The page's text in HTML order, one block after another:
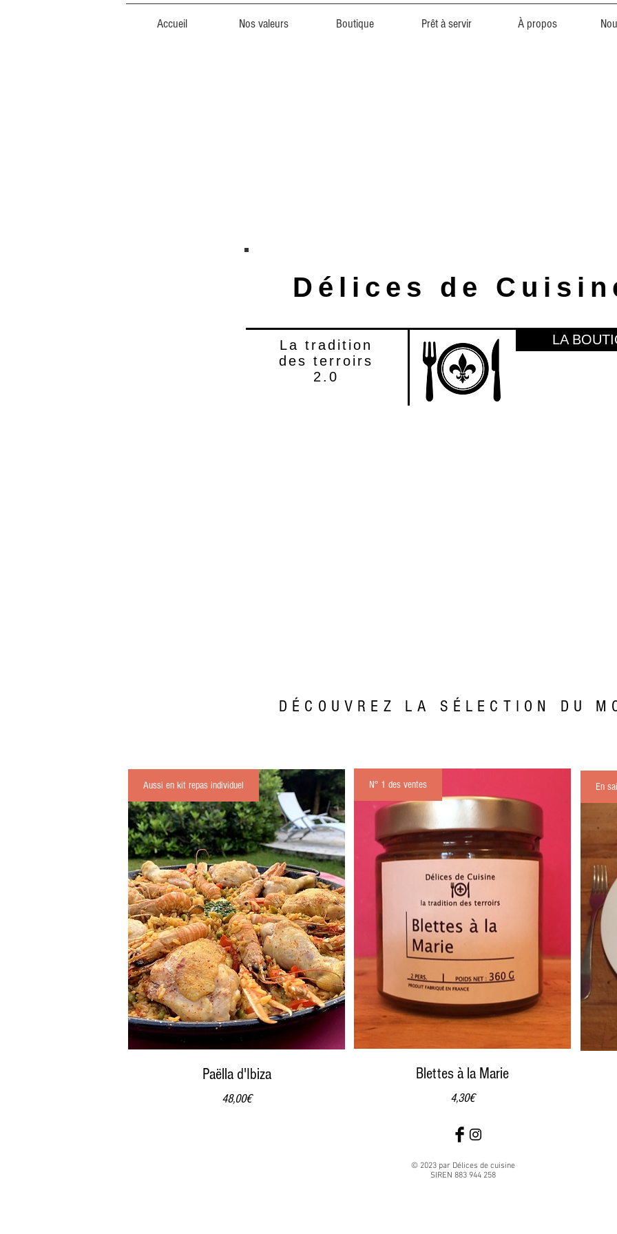
Accueil Nos valeurs Boutique Prêt à servir À propos
Délices de
La tradition
des terroirs
2.0
LA
DÉCOUVREZ LA SÉLECTION DU
Aussi en kit repas individuel
Paëlla d'Ibiza
48,00€Prix
N° 1 des ventes
Blettes à la Marie
4,30€Prix
En
© 2023 par Délices de cuisine
SIREN 883 944 258